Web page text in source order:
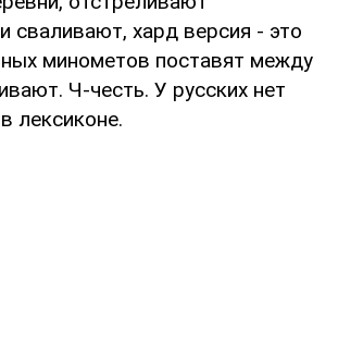
сваливают, хард версия - это
минометов поставят между
Ч-честь. У русских нет
лексиконе.